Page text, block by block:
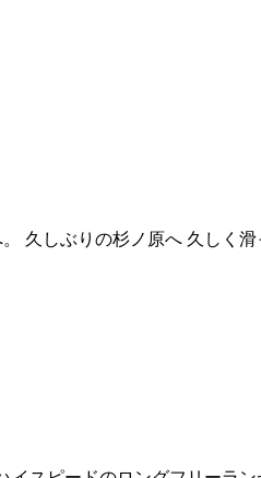
久しぶりの杉ノ原へ 久しく滑